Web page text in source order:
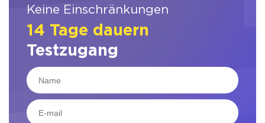
Keine Einschränkungen
14 Tage dauern
Testzugang